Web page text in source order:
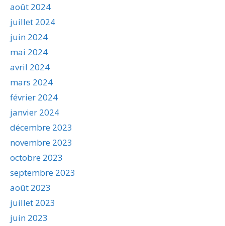
août 2024
juillet 2024
juin 2024
mai 2024
avril 2024
mars 2024
février 2024
janvier 2024
décembre 2023
novembre 2023
octobre 2023
septembre 2023
août 2023
juillet 2023
juin 2023